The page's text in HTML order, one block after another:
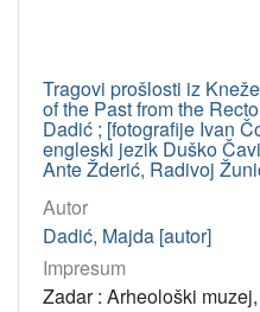
Tragovi prošlosti iz
of the Past from the
Dadić ; [fotografije Ivan
engleski jezik Duško
Ante Žderić, Radivoj
Autor
Dadić, Majda [autor]
Impresum
Zadar : Arheološki